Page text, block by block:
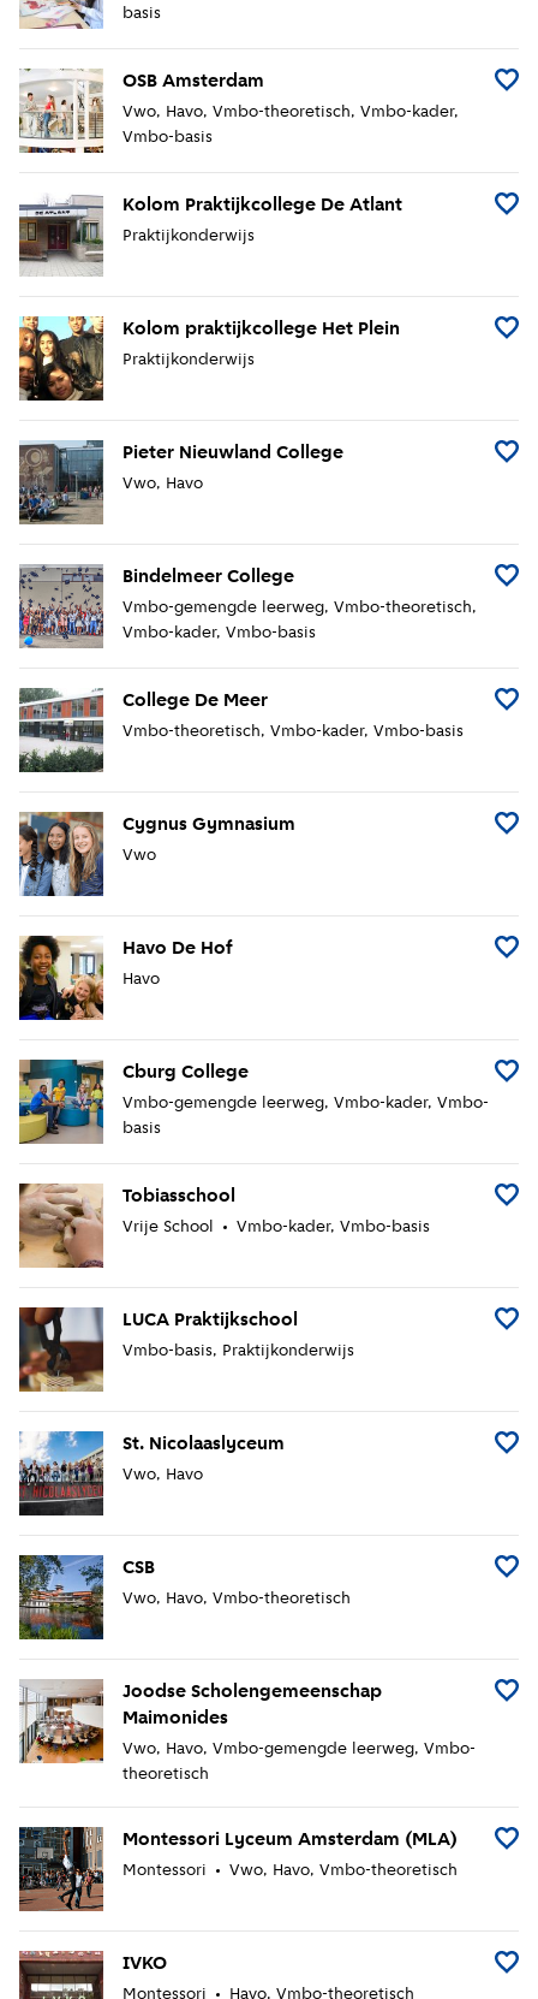
basis
OSB Amsterdam
Voeg
Vwo Havo Vmbo-theoretisch Vmbo-kader
Vmbo-basis
Kolom Praktijkcollege De Atlant
Voeg
Praktijkonderwijs
Kolom praktijkcollege Het Plein
Voeg
Praktijkonderwijs
Pieter Nieuwland College
Voeg
Vwo Havo
Bindelmeer College
Voeg
Vmbo-gemengde leerweg Vmbo-theoretisch
Vmbo-kader Vmbo-basis
College De Meer
Voeg
Vmbo-theoretisch Vmbo-kader Vmbo-basis
Cygnus Gymnasium
Voeg
Vwo
Havo De Hof
Voeg
Havo
Cburg College
Voeg
Vmbo-gemengde leerweg Vmbo-kader Vmbo-
basis
Tobiasschool
Voeg
Vrije School
Vmbo-kader Vmbo-basis
LUCA Praktijkschool
Voeg
Vmbo-basis Praktijkonderwijs
St. Nicolaaslyceum
Voeg
Vwo Havo
CSB
Voeg
Vwo Havo Vmbo-theoretisch
Joodse Scholengemeenschap
Maimonides
Voeg
Vwo Havo Vmbo-gemengde leerweg Vmbo-
theoretisch
Montessori Lyceum Amsterdam (MLA)
Voeg
Montessori
Vwo Havo Vmbo-theoretisch
IVKO
Voeg
Montessori
Havo Vmbo-theoretisch